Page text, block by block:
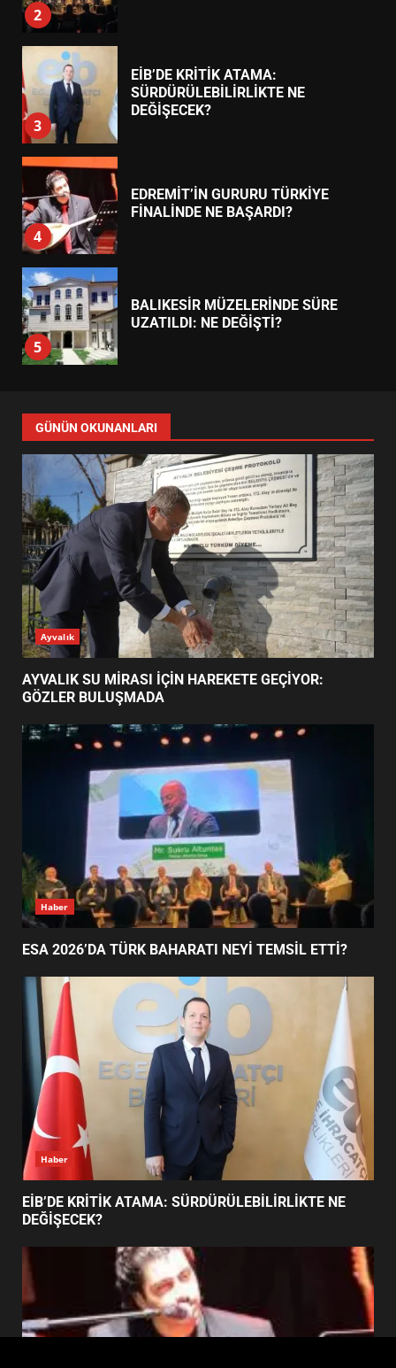
2
3
EİB’DE KRİTİK ATAMA:
SÜRDÜRÜLEBİLİRLİKTE NE
DEĞİŞECEK?
4
EDREMİT’İN GURURU TÜRKİYE
FİNALİNDE NE BAŞARDI?
5
BALIKESİR MÜZELERİNDE SÜRE
UZATILDI: NE DEĞİŞTİ?
6
TURNUVASI KAYITLARI NEYİ
DEĞİŞTİRİYOR?
7
BURHANİYE BELEDİYESPOR’DA
YENİ YÖNETİM NASIL
ŞEKİLLENDİ?
1
AYVALIK SU MİRASI İÇİN
HAREKETE GEÇİYOR: GÖZLER
BULUŞMADA
ESA 2026’DA TÜRK BAHARATI
NEYİ TEMSİL ETTİ?
3
EİB’DE KRİTİK ATAMA:
SÜRDÜRÜLEBİLİRLİKTE NE
DEĞİŞECEK?
4
FİNALİNDE NE BAŞARDI?
5
BALIKESİR MÜZELERİNDE SÜRE
UZATILDI: NE DEĞİŞTİ?
BURHANİYE SATRANÇ
TURNUVASI KAYITLARI NEYİ
7
BURHANİYE BELEDİYESPOR’DA
YENİ YÖNETİM NASIL
ŞEKİLLENDİ?
GÜNÜN OKUNANLARI
Ayvalık
AYVALIK SU MİRASI İÇİN HAREKETE GEÇİYOR:
GÖZLER BULUŞMADA
Haber
ESA 2026’DA TÜRK BAHARATI NEYİ TEMSİL ETTİ?
Haber
EİB’DE KRİTİK ATAMA: SÜRDÜRÜLEBİLİRLİKTE NE
DEĞİŞECEK?